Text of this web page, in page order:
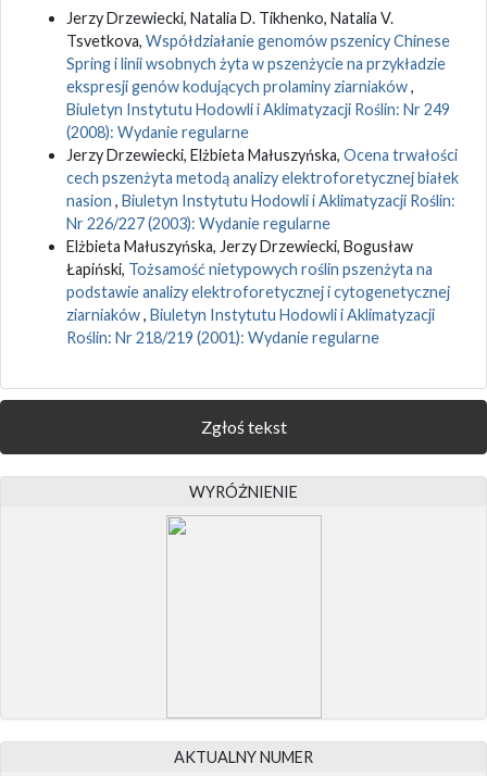
Jerzy Drzewiecki, Natalia D. Tikhenko, Natalia V.
Tsvetkova, Współdziałanie genomów pszenicy Chinese
Spring i linii wsobnych żyta w pszenżycie na przykładzie
ekspresji genów kodujących prolaminy ziarniaków,
Biuletyn Instytutu Hodowli i Aklimatyzacji Roślin: Nr 249
(2008): Wydanie regularne
Jerzy Drzewiecki, Elżbieta Małuszyńska, Ocena trwałości
cech pszenżyta metodą analizy elektroforetycznej białek
nasion , Biuletyn Instytutu Hodowli i Aklimatyzacji Roślin:
Nr 226/227 (2003): Wydanie regularne
Elżbieta Małuszyńska, Jerzy Drzewiecki, Bogusław
Łapiński, Tożsamość nietypowych roślin pszenżyta na
podstawie analizy elektroforetycznej i cytogenetycznej
ziarniaków, Biuletyn Instytutu Hodowli i Aklimatyzacji
Roślin: Nr 218/219 (2001): Wydanie regularne
Zgłoś tekst
WYRÓŻNIENIE
AKTUALNY NUMER